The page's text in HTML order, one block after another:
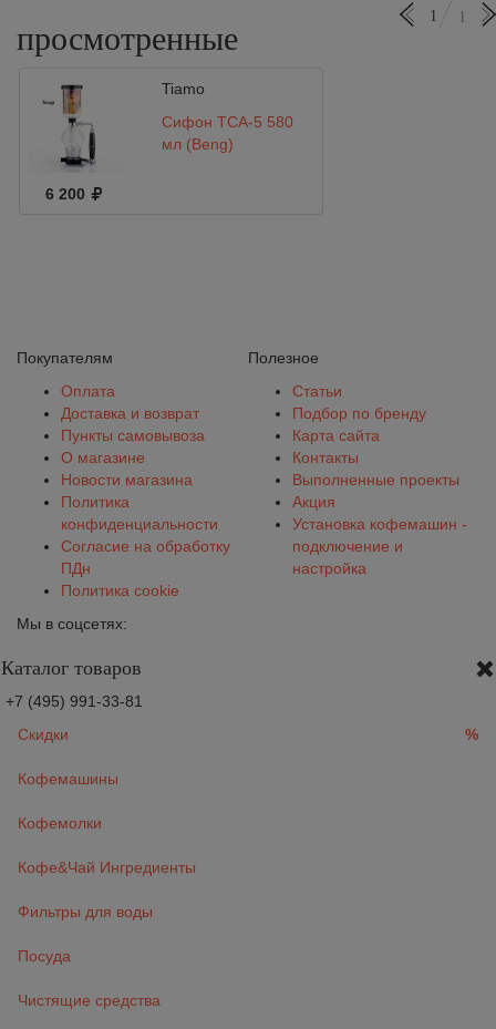
просмотренные
1 1
Tiamo
Сифон TCA-5 580
мл (Beng)
6 200
Покупателям
Оплата
Доставка и возврат
Пункты самовывоза
О магазине
Новости магазина
Политика
конфиденциальности
Согласие на обработку
ПДн
Политика cookie
Полезное
Статьи
Подбор по бренду
Карта сайта
Контакты
Выполненные проекты
Акция
Установка кофемашин -
подключение и
настройка
Мы в соцсетях:
Каталог товаров
+7 (495) 991-33-81
Скидки
%
Кофемашины
Кофемолки
Кофе&Чай Ингредиенты
Фильтры для воды
Посуда
Чистящие средства